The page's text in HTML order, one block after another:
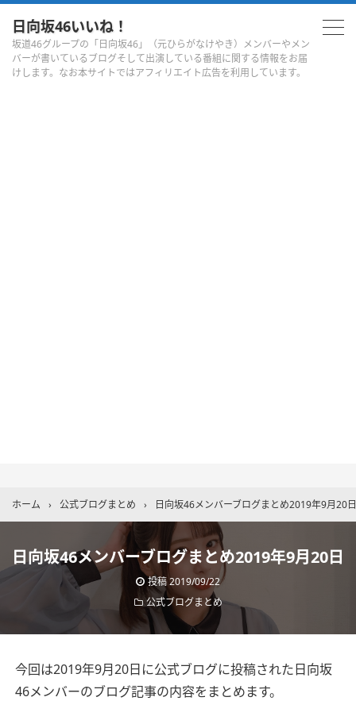
日向坂46いいね！
坂道46グループの「日向坂46」（元ひらがなけやき）メンバーやメン
バーが書いているブログそして出演している番組に関する情報をお届
けします。なお本サイトではアフィリエイト広告を利用しています。
ホーム › 公式ブログまとめ › 日向坂46メンバーブログまとめ2019年9月20日
日向坂46メンバーブログまとめ2019年9月20日
投稿2019/09/22
公式ブログまとめ
今回は2019年9月20日に公式ブログに投稿された日向坂
46メンバーのブログ記事の内容をまとめます。